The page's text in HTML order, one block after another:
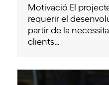
Motivació El
requerir el
partir de la
clients…